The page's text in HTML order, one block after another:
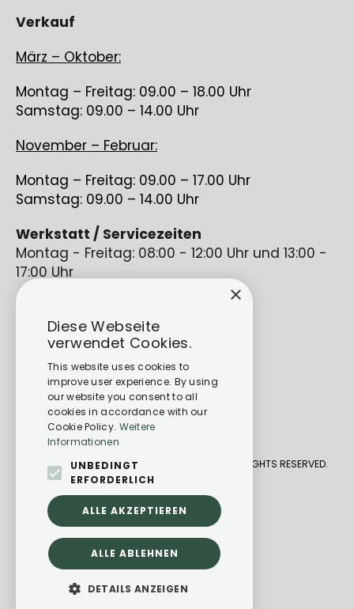
Verkauf
März – Oktober:
Montag – Freitag: 09.00 – 18.00 Uhr
Samstag: 09.00 – 14.00 Uhr
November – Februar:
Montag – Freitag: 09.00 – 17.00 Uhr
Samstag: 09.00 – 14.00 Uhr
Werkstatt / Servicezeiten
Montag - Freitag: 08:00 - 12:00 Uhr und 13:00 -
17:00 Uhr
CARAVANING CENTER BAD KREUZNACH 2026. ALL RIGHTS RESERVED.
IMPRESSUM
POWERED BY EMPORI CMS
×
Diese Webseite
verwendet Cookies.
This website uses cookies to
improve user experience. By using
our website you consent to all
cookies in accordance with our
Cookie Policy. Weitere
Informationen
UNBEDINGT
ERFORDERLICH
ALLE AKZEPTIEREN
ALLE ABLEHNEN
DETAILS ANZEIGEN